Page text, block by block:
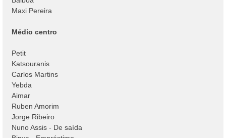
Maxi Pereira
Médio centro
Petit
Katsouranis
Carlos Martins
Yebda
Aimar
Ruben Amorim
Jorge Ribeiro
Nuno Assis - De saída